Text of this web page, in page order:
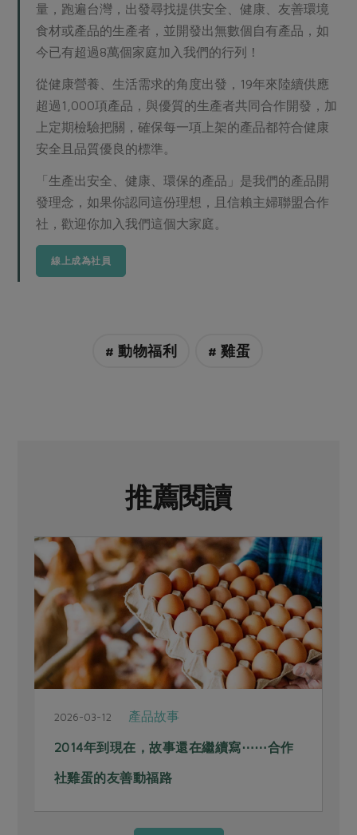
量，跑遍台灣，出發尋找提供安全、健康、友善環境
食材或產品的生產者，並開發出無數個自有產品，如
今已有超過8萬個家庭加入我們的行列！
從健康營養、生活需求的角度出發，19年來陸續供應
超過1,000項產品，與優質的生產者共同合作開發，加
上定期檢驗把關，確保每一項上架的產品都符合健康
安全且品質優良的標準。
「生產出安全、健康、環保的產品」是我們的產品開
發理念，如果你認同這份理想，且信賴主婦聯盟合作
社，歡迎你加入我們這個大家庭。
線上成為社員
# 動物福利 # 雞蛋
推薦閱讀
2026-03-12 產品故事
2014年到現在，故事還在繼續寫⋯⋯合作
社雞蛋的友善動福路